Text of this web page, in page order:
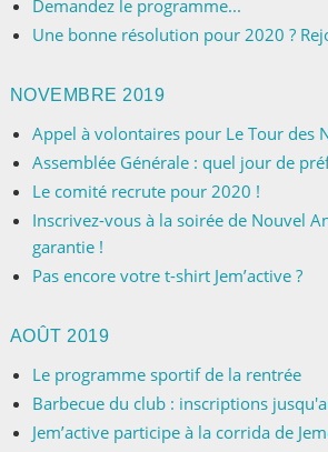
Demandez le programme...
Une bonne résolution pour 2020 ?
NOVEMBRE 2019
Appel à volontaires pour Le Tour des
Assemblée Générale : quel jour de
Le comité recrute pour 2020 !
Inscrivez-vous à la soirée de Nouvel
garantie !
Pas encore votre t-shirt Jem’active ?
AOÛT 2019
Le programme sportif de la rentrée
Barbecue du club : inscriptions
Jem’active participe à la corrida de